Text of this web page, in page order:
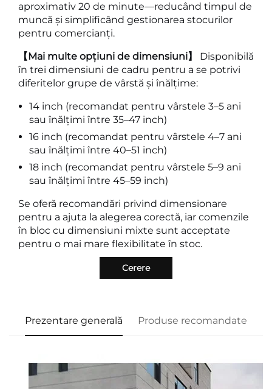
aproximativ 20 de minute—reducând timpul de
muncă și simplificând gestionarea stocurilor
pentru comercianți.
【Mai multe opțiuni de dimensiuni】 Disponibilă
în trei dimensiuni de cadru pentru a se potrivi
diferitelor grupe de vârstă și înălțime:
14 inch (recomandat pentru vârstele 3–5 ani
sau înălțimi între 35–47 inch)
16 inch (recomandat pentru vârstele 4–7 ani
sau înălțimi între 40–51 inch)
18 inch (recomandat pentru vârstele 5–9 ani
sau înălțimi între 45–59 inch)
Se oferă recomandări privind dimensionare
pentru a ajuta la alegerea corectă, iar comenzile
în bloc cu dimensiuni mixte sunt acceptate
pentru o mai mare flexibilitate în stoc.
Cerere
Prezentare generală Produse recomandate